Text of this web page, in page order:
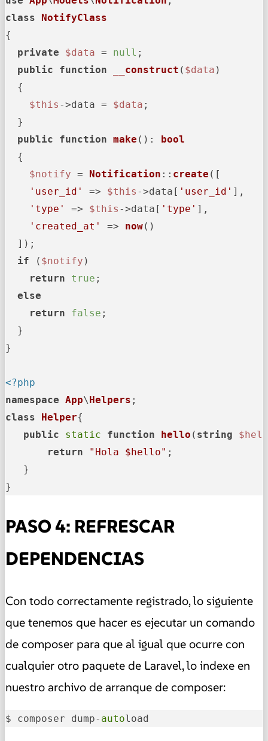
class
NotifyClass
{
private
$data = null ;
public
function __construct ( $data )
{
$this ->data = $data ;
}
public
function make ( ): bool
{
$notify = Notification :: create ([
'user_id'
=> $this ->data[ 'user_id' ],
'type'
=> $this ->data[ 'type' ],
'created_at'
=> now()
]);
if ( $notify )
return
true ;
else
return
false ;
}
}
<?php
namespace App\Helpers
class
Helper{
public
static function hello ( string
return
"Hola $hello" ;
   }
}
PASO 4: REFRESCAR
DEPENDENCIAS
Con todo correctamente registrado, lo siguiente
que tenemos que hacer es ejecutar un comando
de composer para que al igual que ocurre con
cualquier otro paquete de Laravel, lo indexe en
nuestro archivo de arranque de composer:
$ composer dump- autoload